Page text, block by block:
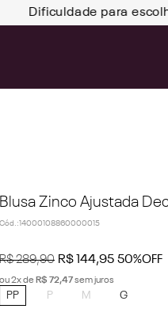
Dificuldade para
Blusa Zinco Ajustada
Cód. :14000108860000015
R$ 289,90 R$ 144,95 50%OFF
ou2x de R$ 72,47sem juros
PP P M G